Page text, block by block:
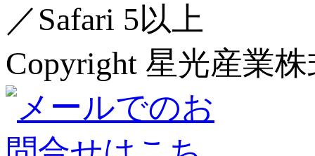
／Safari 5以上
Copyright 星光産業